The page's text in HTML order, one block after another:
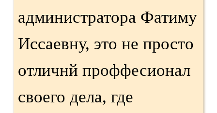
администратора Фатиму
Иссаевну, это не просто
отличнй проффесионал
своего дела, где